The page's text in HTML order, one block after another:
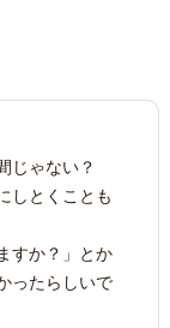
じゃない？
しとくことも
すか？」とか
ったらしいで